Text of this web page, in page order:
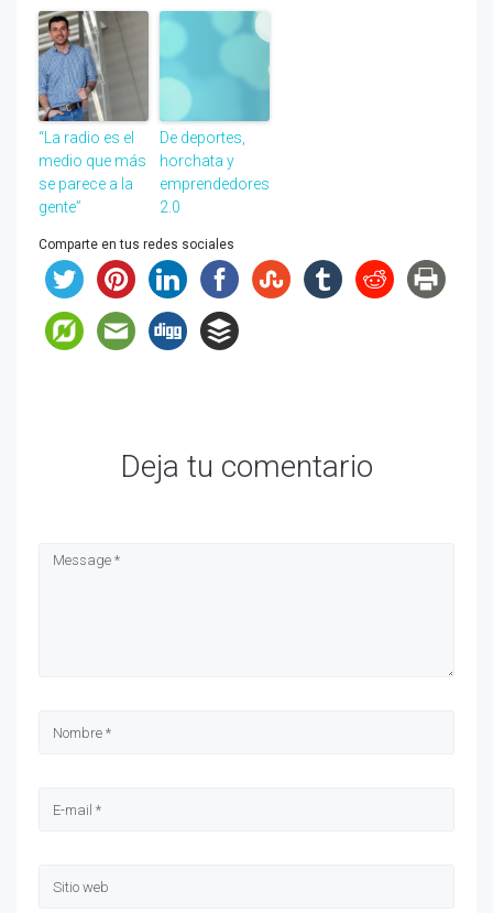
“La radio es el
medio que más
se parece a la
gente”
De deportes,
horchata y
emprendedores
2.0
Comparte en tus redes sociales
Deja tu comentario